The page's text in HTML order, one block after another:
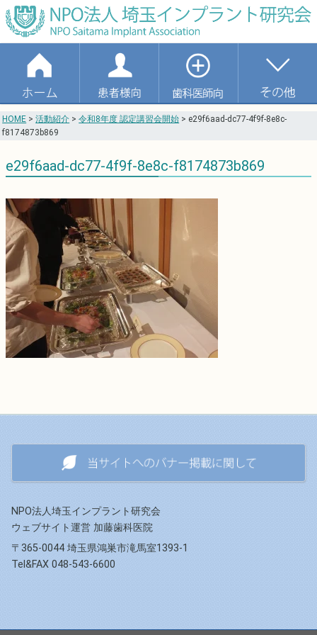
HOME >活動紹介 >令和8年度 認定講習会開始 > e29f6aad-dc77-4f9f-8e8c-
f8174873b869
e29f6aad-dc77-4f9f-8e8c-f8174873b869
NPO法人埼玉インプラント研究会
ウェブサイト運営 加藤歯科医院
〒365-0044 埼玉県鴻巣市滝馬室1393-1
Tel&FAX 048-543-6600